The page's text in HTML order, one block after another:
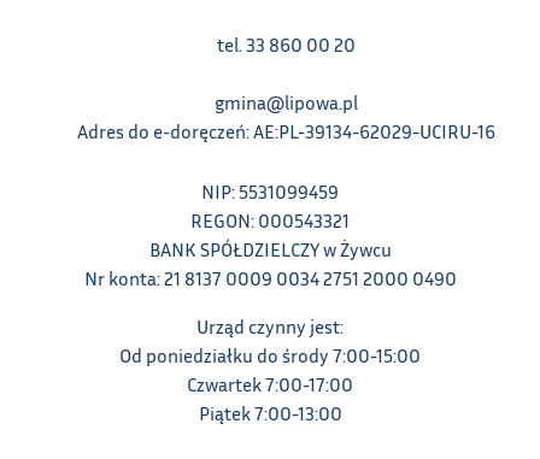
tel. 33 860 00 20
gmina@lipowa.pl
Adres do e-doręczeń: AE:PL-39134-62029-UCIRU-16
NIP: 5531099459
REGON: 000543321
BANK SPÓŁDZIELCZY w Żywcu
Nr konta: 21 8137 0009 0034 2751 2000 0490
Urząd czynny jest:
Od poniedziałku do środy 7:00-15:00
Czwartek 7:00-17:00
Piątek 7:00-13:00